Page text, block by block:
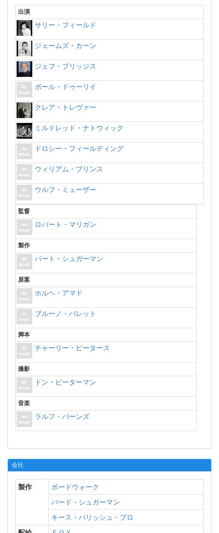
出演
サリー・フィールド
ジェームズ・カーン
ジェフ・ブリッジス
ポール・ドゥーリイ
クレア・トレヴァー
ミルドレッド・ナトウィック
ドロシー・フィールディング
ウィリアム・プリンス
ウルフ・ミューザー
監督
ロバート・マリガン
製作
バート・シュガーマン
原案
ホルヘ・アマド
ブルーノ・バレット
脚本
チャーリー・ピータース
撮影
ドン・ピーターマン
音楽
ラルフ・バーンズ
会社
製作
ボードウォーク
バード・シュガーマン
キース・バリッシュ・プロ